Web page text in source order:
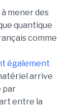
mener des
quantique
comme
également
arrive
par
entre la